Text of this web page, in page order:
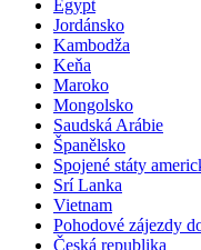
Egypt
Jordánsko
Kambodža
Keňa
Maroko
Mongolsko
Saudská Arábie
Španělsko
Spojené státy
Srí Lanka
Vietnam
Pohodové zájezdy
Česká republika